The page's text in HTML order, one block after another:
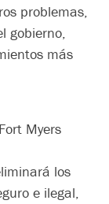
problemas,
gobierno,
más
Myers
los
e ilegal,